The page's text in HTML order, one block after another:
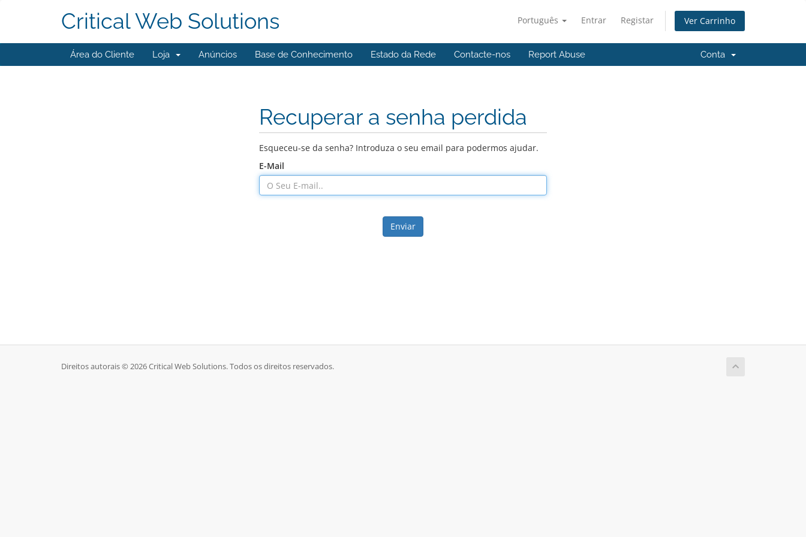
Português Entrar Registar Ver Carrinho
Critical Web Solutions
Área do Cliente Loja Anúncios Base de Conhecimento Estado da Rede Contacte-nos Report Abuse Conta
Recuperar a senha perdida
Esqueceu-se da senha? Introduza o seu email para podermos ajudar.
E-Mail
Enviar
Direitos autorais © 2026 Critical Web Solutions. Todos os direitos reservados.